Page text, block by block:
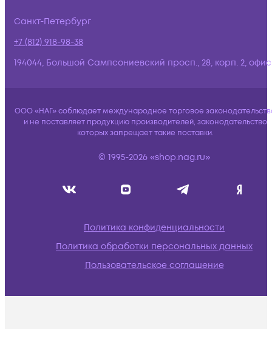
Санкт-Петербург
+7 (812) 918-98-38
194044, Большой Сампсониевский просп., 28, корп. 2,
ООО «НАГ» соблюдает международное торговое
и не поставляет продукцию производителей, законодательство
которых запрещает такие поставки.
© 1995-2026 «shop.nag.ru»
Политика конфиденциальности
Политика обработки персональных данных
Пользовательское соглашение